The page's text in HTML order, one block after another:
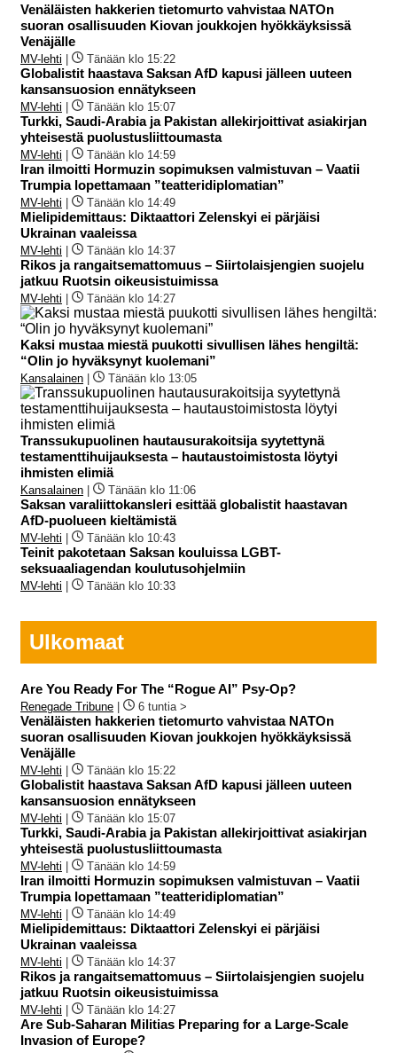
Venäläisten hakkerien tietomurto vahvistaa NATOn
suoran osallisuuden Kiovan joukkojen hyökkäyksissä
Venäjälle
MV-lehti | Tänään klo 15:22
Globalistit haastava Saksan AfD kapusi jälleen uuteen
kansansuosion ennätykseen
MV-lehti | Tänään klo 15:07
Turkki, Saudi-Arabia ja Pakistan allekirjoittivat asiakirjan
yhteisestä puolustusliittoumasta
MV-lehti | Tänään klo 14:59
Iran ilmoitti Hormuzin sopimuksen valmistuvan – Vaatii
Trumpia lopettamaan ”teatteridiplomatian”
MV-lehti | Tänään klo 14:49
Mielipidemittaus: Diktaattori Zelenskyi ei pärjäisi
Ukrainan vaaleissa
MV-lehti | Tänään klo 14:37
Rikos ja rangaitsemattomuus – Siirtolaisjengien suojelu
jatkuu Ruotsin oikeusistuimissa
MV-lehti | Tänään klo 14:27
Kaksi mustaa miestä puukotti sivullisen lähes hengiltä:
“Olin jo hyväksynyt kuolemani”
Kansalainen | Tänään klo 13:05
Transsukupuolinen hautausurakoitsija syytettynä
testamenttihuijauksesta – hautaustoimistosta löytyi
ihmisten elimiä
Kansalainen | Tänään klo 11:06
Saksan varaliittokansleri esittää globalistit haastavan
AfD-puolueen kieltämistä
MV-lehti | Tänään klo 10:43
Teinit pakotetaan Saksan kouluissa LGBT-
seksuaaliagendan koulutusohjelmiin
MV-lehti | Tänään klo 10:33
Ulkomaat
Are You Ready For The “Rogue AI” Psy-Op?
Renegade Tribune | 6 tuntia >
Venäläisten hakkerien tietomurto vahvistaa NATOn
suoran osallisuuden Kiovan joukkojen hyökkäyksissä
Venäjälle
MV-lehti | Tänään klo 15:22
Globalistit haastava Saksan AfD kapusi jälleen uuteen
kansansuosion ennätykseen
MV-lehti | Tänään klo 15:07
Turkki, Saudi-Arabia ja Pakistan allekirjoittivat asiakirjan
yhteisestä puolustusliittoumasta
MV-lehti | Tänään klo 14:59
Iran ilmoitti Hormuzin sopimuksen valmistuvan – Vaatii
Trumpia lopettamaan ”teatteridiplomatian”
MV-lehti | Tänään klo 14:49
Mielipidemittaus: Diktaattori Zelenskyi ei pärjäisi
Ukrainan vaaleissa
MV-lehti | Tänään klo 14:37
Rikos ja rangaitsemattomuus – Siirtolaisjengien suojelu
jatkuu Ruotsin oikeusistuimissa
MV-lehti | Tänään klo 14:27
Are Sub-Saharan Militias Preparing for a Large-Scale
Invasion of Europe?